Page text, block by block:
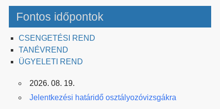
Fontos időpontok
CSENGETÉSI REND
TANÉVREND
ÜGYELETI REND
2026. 08. 19.
Jelentkezési határidő osztályozóvizsgákra